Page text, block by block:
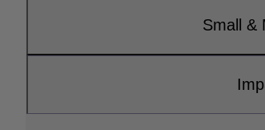
Small &